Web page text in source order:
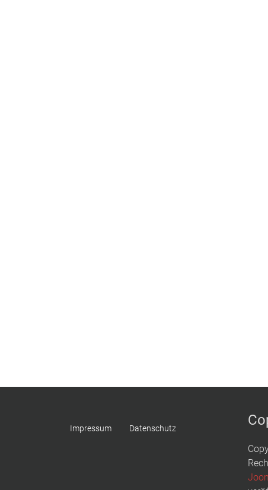
Impressum Datenschutz